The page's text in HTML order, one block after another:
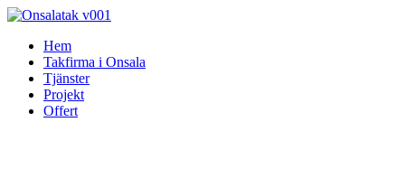
Skip
contentHem
Takfirma i Onsala
Tjänster
Projekt
Offert